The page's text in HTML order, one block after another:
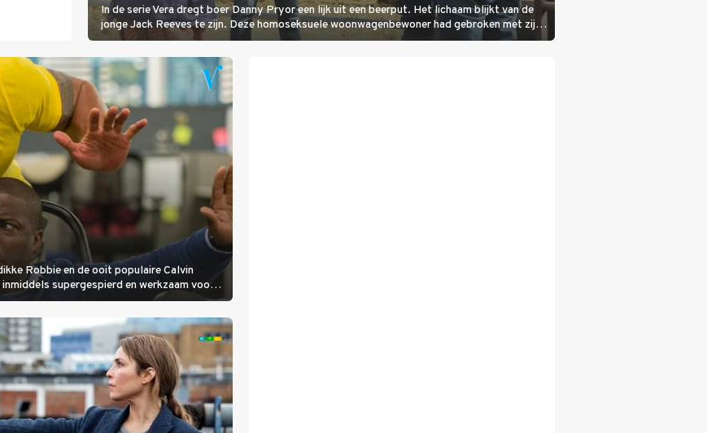
In de serie Vera dregt boer Danny Pryor een lijk uit een beerput. Het lichaam blijkt van de
jonge Jack Reeves te zijn. Deze homoseksuele woonwagenbewoner had gebroken met zijn
familie en verliet het kamp met slaande ruzie.
Robbie en de ooit populaire Calvin
supergespierd en werkzaam voor